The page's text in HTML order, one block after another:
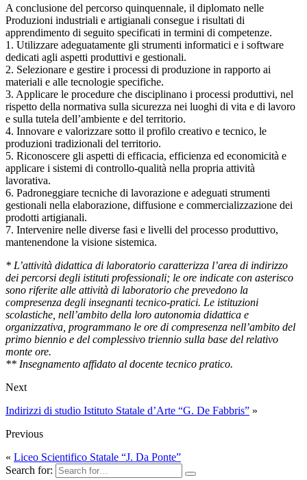
A conclusione del percorso quinquennale, il diplomato nelle
Produzioni industriali e artigianali consegue i risultati di
apprendimento di seguito specificati in termini di competenze.
1. Utilizzare adeguatamente gli strumenti informatici e i software
dedicati agli aspetti produttivi e gestionali.
2. Selezionare e gestire i processi di produzione in rapporto ai
materiali e alle tecnologie specifiche.
3. Applicare le procedure che disciplinano i processi produttivi, nel
rispetto della normativa sulla sicurezza nei luoghi di vita e di lavoro
e sulla tutela dell’ambiente e del territorio.
4. Innovare e valorizzare sotto il profilo creativo e tecnico, le
produzioni tradizionali del territorio.
5. Riconoscere gli aspetti di efficacia, efficienza ed economicità e
applicare i sistemi di controllo-qualità nella propria attività
lavorativa.
6. Padroneggiare tecniche di lavorazione e adeguati strumenti
gestionali nella elaborazione, diffusione e commercializzazione dei
prodotti artigianali.
7. Intervenire nelle diverse fasi e livelli del processo produttivo,
mantenendone la visione sistemica.
* L’attività didattica di laboratorio caratterizza l’area di indirizzo
dei percorsi degli istituti professionali; le ore indicate con asterisco
sono riferite alle attività di laboratorio che prevedono la
compresenza degli insegnanti tecnico-pratici. Le istituzioni
scolastiche, nell’ambito della loro autonomia didattica e
organizzativa, programmano le ore di compresenza nell’ambito del
primo biennio e del complessivo triennio sulla base del relativo
monte ore.
** Insegnamento affidato al docente tecnico pratico.
Next
Indirizzi di studio Istituto Statale d’Arte “G. De Fabbris” »
Previous
« Liceo Scientifico Statale “J. Da Ponte”
Search for: